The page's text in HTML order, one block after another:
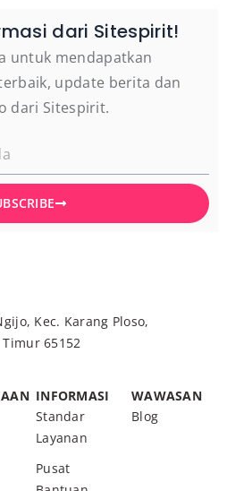
dari Sitespirit!
untuk mendapatkan
update berita dan
dari Sitespirit.
Kec. Karang Ploso,
65152
INFORMASI
Standar
Layanan
Pusat
WAWASAN
Blog